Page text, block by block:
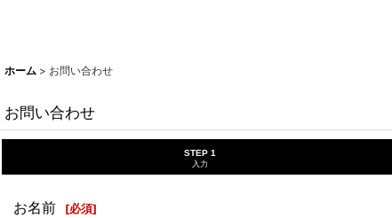
ホーム > お問い合わせ
お問い合わせ
STEP 1
入力
お名前 [必須]